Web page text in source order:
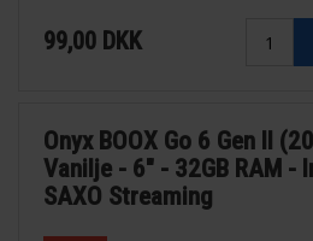
99,00 DKK
Onyx BOOX Go 6 Gen II
Vanilje - 6" - 32GB RAM -
SAXO Streaming